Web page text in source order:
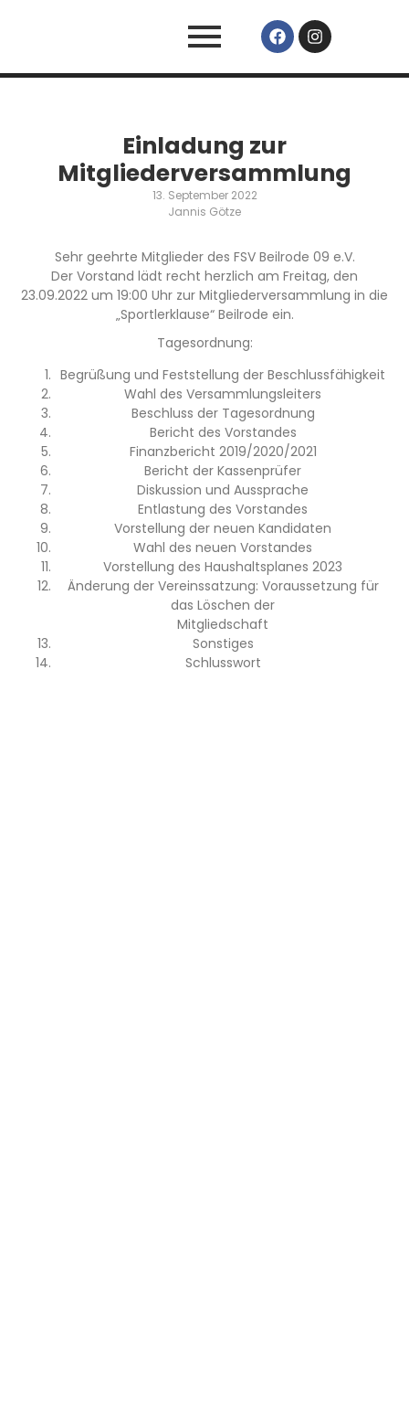
Einladung zur
Mitgliederversammlung
13. September 2022
Jannis Götze
Sehr geehrte Mitglieder des FSV Beilrode 09 e.V.
Der Vorstand lädt recht herzlich am Freitag, den
23.09.2022 um 19:00 Uhr zur Mitgliederversammlung in die
„Sportlerklause“ Beilrode ein.
Tagesordnung:
Begrüßung und Feststellung der Beschlussfähigkeit
Wahl des Versammlungsleiters
Beschluss der Tagesordnung
Bericht des Vorstandes
Finanzbericht 2019/2020/2021
Bericht der Kassenprüfer
Diskussion und Aussprache
Entlastung des Vorstandes
Vorstellung der neuen Kandidaten
Wahl des neuen Vorstandes
Vorstellung des Haushaltsplanes 2023
Änderung der Vereinssatzung: Voraussetzung für
das Löschen der
Mitgliedschaft
Sonstiges
Schlusswort